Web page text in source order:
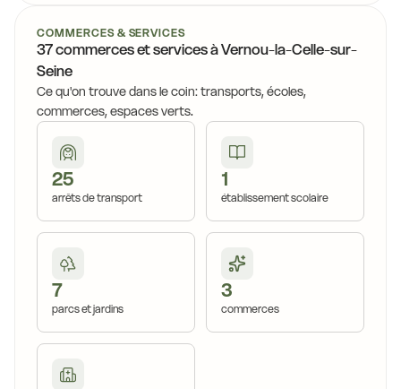
COMMERCES & SERVICES
37 commerces et services à Vernou-la-Celle-sur-
Seine
Ce qu'on trouve dans le coin: transports, écoles,
commerces, espaces verts.
25
arrêts de transport
1
établissement scolaire
7
parcs et jardins
3
commerces